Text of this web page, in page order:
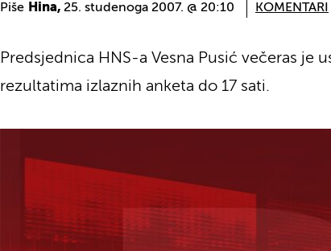
Piše Hina, 25. studenoga 2007. @ 20:10 KOMENTARI
Predsjednica HNS-a Vesna Pusić večeras je
rezultatima izlaznih anketa do 17 sati.